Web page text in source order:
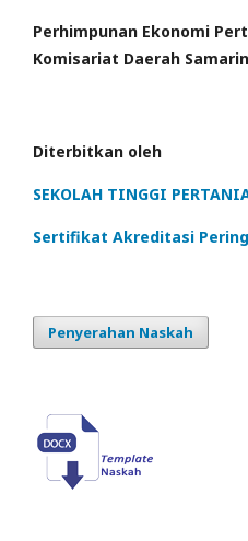
Perhimpunan Ekonomi
Komisariat Daerah
Diterbitkan oleh
SEKOLAH TINGGI
Sertifikat Akreditasi
Penyerahan Naskah